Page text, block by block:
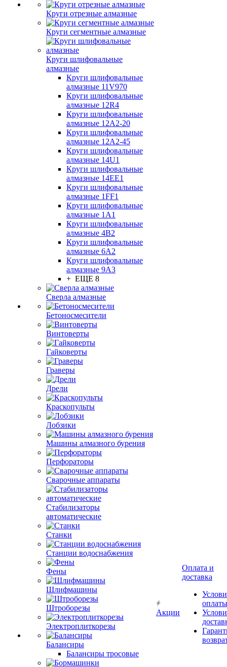
Круги отрезные алмазные
Круги сегментные алмазные
Круги шлифовальные
алмазные
Круги шлифовальные
алмазные 11V970
Круги шлифовальные
алмазные 12R4
Круги шлифовальные
алмазные 12А2-20
Круги шлифовальные
алмазные 12А2-45
Круги шлифовальные
алмазные 14U1
Круги шлифовальные
алмазные 14ЕЕ1
Круги шлифовальные
алмазные 1FF1
Круги шлифовальные
алмазные 1А1
Круги шлифовальные
алмазные 4В2
Круги шлифовальные
алмазные 6A2
Круги шлифовальные
алмазные 9А3
+ ЕЩЕ 8
Сверла алмазные
Бетоносмесители
Винтоверты
Гайковерты
Граверы
Дрели
Краскопульты
Лобзики
Машины алмазного бурения
Перфораторы
Сварочные аппараты
Стабилизаторы
автоматические
Станки
Станции водоснабжения
Фены
Шлифмашины
Штроборезы
Электроплиткорезы
Балансиры
Балансиры тросовые
Акции
Оплата и
доставка
оплаты